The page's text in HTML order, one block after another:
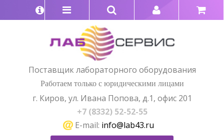
Поставщик лабораторного оборудования
Работаем только с юридическими лицами
г. Киров, ул. Ивана Попова, д.1, офис 201
+7 (8332) 52-52-55
E-mail: info@lab43.ru